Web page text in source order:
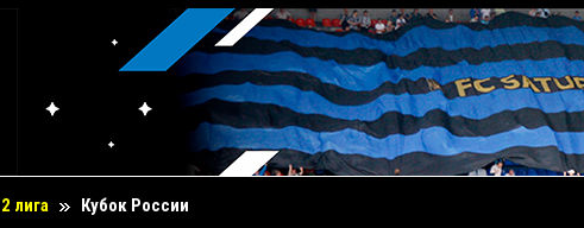
2 лига Кубок России